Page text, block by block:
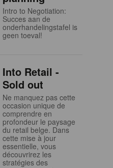
Intro to Negotiation:
Succes aan de
onderhandelingstafel is
geen toeval!
Into Retail -
Sold out
Ne manquez pas cette
occasion unique de
comprendre en
profondeur le paysage
du retail belge. Dans
cette mise à jour
essentielle, vous
découvrirez les
stratégies des